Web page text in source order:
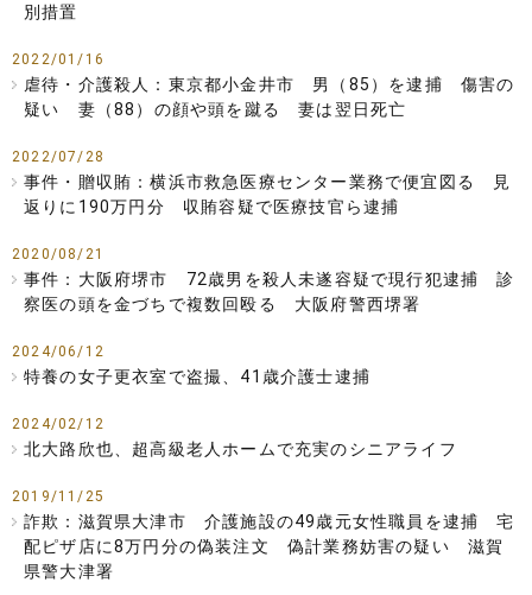
別措置
2022/01/16
虐待・介護殺人：東京都小金井市 男（85）を逮捕 傷害の
疑い 妻（88）の顔や頭を蹴る 妻は翌日死亡
2022/07/28
事件・贈収賄：横浜市救急医療センター業務で便宜図る 見
返りに190万円分 収賄容疑で医療技官ら逮捕
2020/08/21
事件：大阪府堺市 72歳男を殺人未遂容疑で現行犯逮捕 診
察医の頭を金づちで複数回殴る 大阪府警西堺署
2024/06/12
特養の女子更衣室で盗撮、41歳介護士逮捕
2024/02/12
北大路欣也、超高級老人ホームで充実のシニアライフ
2019/11/25
詐欺：滋賀県大津市 介護施設の49歳元女性職員を逮捕 宅
配ピザ店に8万円分の偽装注文 偽計業務妨害の疑い 滋賀
県警大津署